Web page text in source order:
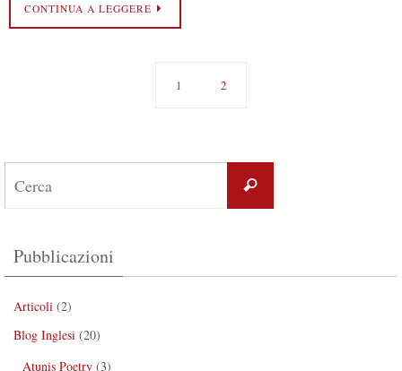
CONTINUA A LEGGERE
1 2
Pubblicazioni
Articoli (2)
Blog Inglesi (20)
Atunis Poetry (3)